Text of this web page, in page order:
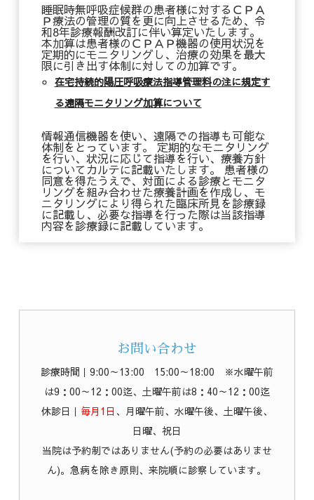
睡眠時無呼吸症候群の患者様に対するＣＰＡ
Ｐ療法の管理の質を更に向上させるため、令
和8年診療報酬改訂に伴い算定いたします。
本加算は患者様のＣＰＡＰ機器の使用状況を
定期的にモニタリングし、治療の効果を最大
限に引き出す体制に対しての加算です。
在宅持続的陽圧呼吸療法指導管理料の注に規定す
る遠隔モニタリング加算について
情報通信機器を使い、遠隔での指導も可能な
体制をとっています。 定期的なモニタリング
を行い、状況に応じて指導を行い、療養方針
についてカルテに記載いたします。 患者様の
同意を得たうえで、対面による診療とモニタ
リングを組み合わせた療養計画を作成し、モ
ニタリングにより得られた臨床所見を診療録
に記載し、必要な指導を行った際は当該指導
内容を診療録に記載しています。
お問い合わせ
診療時間｜9:00～13:00 15:00～18:00 ※水曜午前
は9：00～12：00迄、土曜午前は8：40～12：00迄
休診日｜ 毎月1日 、月曜午前、水曜午後、土曜午後、
日曜、祝日
当院は予約制ではありません(予約の必要はありませ
ん)。急病を除き原則、来院順に診察しています。